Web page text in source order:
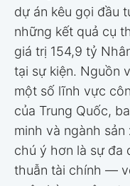
dự án kêu gọi đầu
những kết quả cụ
giá trị 154,9 tỷ
tại sự kiện. Nguồn
một số lĩnh vực
của Trung Quốc,
minh và ngành
chú ý hơn là sự đa
thuẫn tài chính —